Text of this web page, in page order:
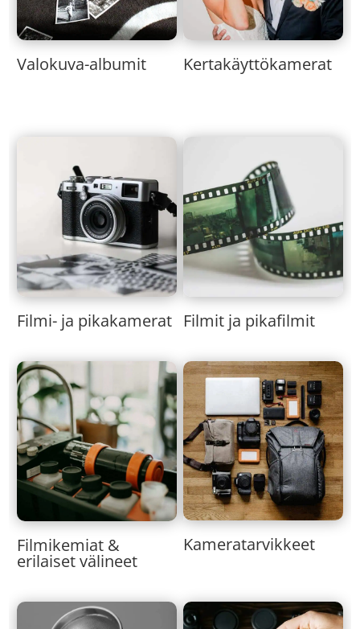
Valokuva-albumit Kertakäyttökamerat
Filmi- ja pikakamerat Filmit ja pikafilmit
Filmikemiat &
erilaiset välineet
Kameratarvikkeet